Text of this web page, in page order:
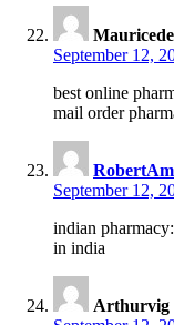
September 12,
best online
mail order
September 12,
indian pharmacy:
in india
Arthurvig